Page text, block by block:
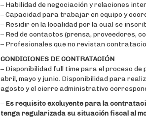
– Habilidad de negociación y relaciones
– Capacidad para trabajar en equipo y
– Residir en la localidad por la cual se
– Red de contactos (prensa, proveedores,
– Profesionales que no revistan
CONDICIONES DE CONTRATACIÓN
– Disponibilidad full time para el proceso
abril, mayo y junio. Disponibilidad para
agosto y el cierre administrativo
– Es requisito excluyente para la
tenga regularizada su situación fiscal al